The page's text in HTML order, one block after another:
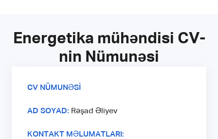
Energetika mühəndisi CV-
nin Nümunəsi
CV NÜMUNƏSİ
AD SOYAD: Rəşad Əliyev
KONTAKT MƏLUMATLARI: